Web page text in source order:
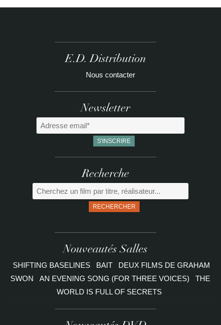
E.D. Distribution
Nous contacter
Newsletter
Recherche
RECHERCHER
Nouveautés Salles
SHIFTING BASELINES BAIT
DEUX FILMS DE GRAHAM
SWON
AN EVENING SONG (FOR THREE VOICES)
THE
WORLD IS FULL OF SECRETS